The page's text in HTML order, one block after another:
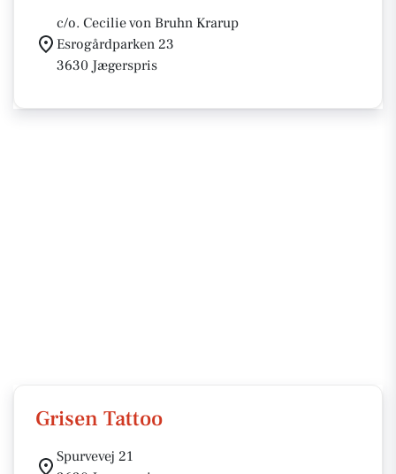
c/o. Cecilie von Bruhn Krarup
Esrogårdparken 23
3630 Jægerspris
Grisen Tattoo
Spurvevej 21